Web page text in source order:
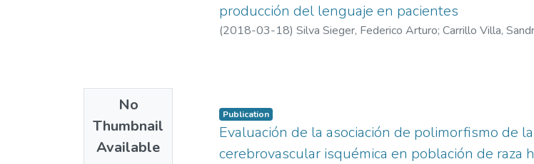
No
Thumbnail
Available
producción del lenguaje en pacientes
(2018-03-18) Silva Sieger, Federico Arturo; Carrillo Villa,
Publication
Evaluación de la asociación de polimorfismo de
cerebrovascular isquémica en población de raza